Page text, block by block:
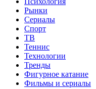
Рынки
Сериалы
Спорт
ТВ
Теннис
Технологии
Тренды
Фигурное катание
Фильмы и сериалы